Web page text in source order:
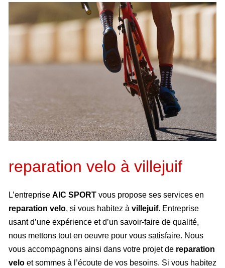
reparation velo à villejuif
L’entreprise AIC SPORT vous propose ses services en
reparation velo, si vous habitez à villejuif. Entreprise
usant d’une expérience et d’un savoir-faire de qualité,
nous mettons tout en oeuvre pour vous satisfaire. Nous
vous accompagnons ainsi dans votre projet de reparation
velo et sommes à l’écoute de vos besoins. Si vous habitez